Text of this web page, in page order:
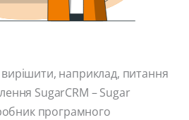
наприклад, питання
SugarCRM – Sugar
програмного